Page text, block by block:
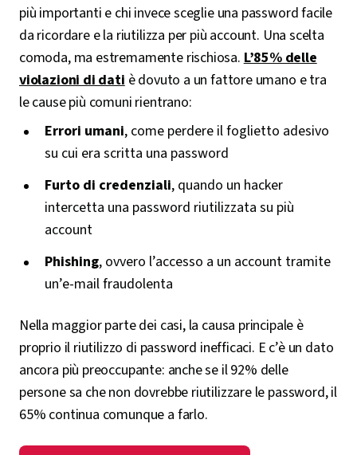
più importanti e chi invece sceglie una password facile
da ricordare e la riutilizza per più account. Una scelta
comoda, ma estremamente rischiosa. L’85% delle
violazioni di dati è dovuto a un fattore umano e tra
le cause più comuni rientrano:
Errori umani, come perdere il foglietto adesivo
su cui era scritta una password
Furto di credenziali, quando un hacker
intercetta una password riutilizzata su più
account
Phishing, ovvero l’accesso a un account tramite
un’e-mail fraudolenta
Nella maggior parte dei casi, la causa principale è
proprio il riutilizzo di password inefficaci. E c’è un dato
ancora più preoccupante: anche se il 92% delle
persone sa che non dovrebbe riutilizzare le password, il
65% continua comunque a farlo.